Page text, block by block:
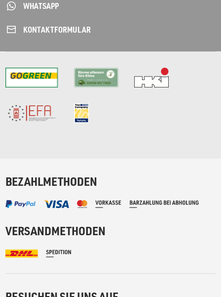
WHATSAPP
KONTAKT­FORMULAR
BEZAHLMETHODEN
VERSANDMETHODEN